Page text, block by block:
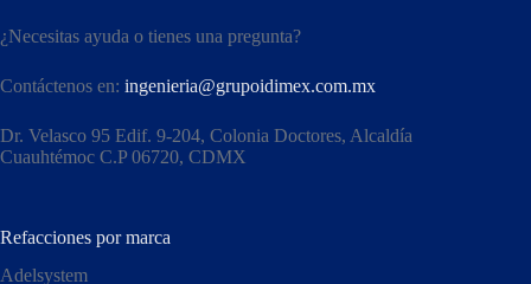
¿Necesitas ayuda o tienes una pregunta?
Contáctenos en: ingenieria@grupoidimex.com.mx
Dr. Velasco 95 Edif. 9-204, Colonia Doctores, Alcaldía
Cuauhtémoc C.P 06720, CDMX​
Refacciones por marca
Adelsystem